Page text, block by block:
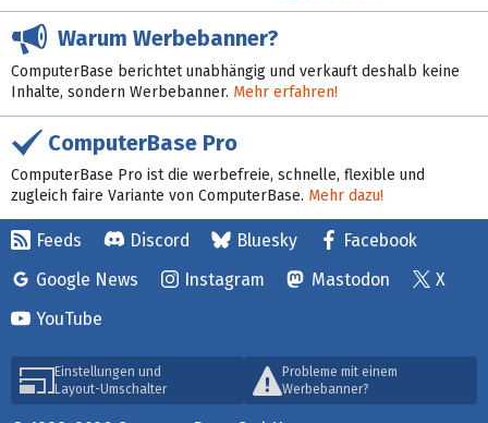
Warum Werbebanner?
ComputerBase berichtet unabhängig und verkauft deshalb keine
Inhalte, sondern Werbebanner. Mehr erfahren!
ComputerBase Pro
ComputerBase Pro ist die werbefreie, schnelle, flexible und
zugleich faire Variante von ComputerBase. Mehr dazu!
Feeds Discord Bluesky
Facebook
Google News
Instagram Mastodon
X
YouTube
Einstellungen und
Layout-Umschalter
Probleme mit einem
Werbebanner?